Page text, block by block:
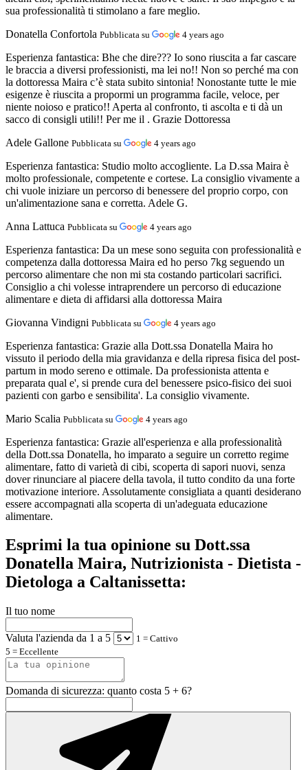
sua professionalità ti stimolano a fare meglio.
Donatella Confortola Pubblicata su 4 years ago
Esperienza fantastica: Bhe che dire??? Io sono riuscita a far cascare
le braccia a diversi professionisti, ma lei no!! Non so perché ma con
la dottoressa Maira c’è stata subito sintonia! Nonostante tutte le mie
esigenze è riuscita a propormi un programma facile, veloce, per
niente noioso e pratico!! Aperta al confronto, ti ascolta e ti dà un
sacco di consigli utili!! Per me il . Grazie Dottoressa
Adele Gallone Pubblicata su 4 years ago
Esperienza fantastica: Studio molto accogliente. La D.ssa Maira è
molto professionale, competente e cortese. La consiglio vivamente a
chi vuole iniziare un percorso di benessere del proprio corpo, con
un'alimentazione sana e corretta. Adele G.
Anna Lattuca Pubblicata su 4 years ago
Esperienza fantastica: Da un mese sono seguita con professionalità e
competenza dalla dottoressa Maira ed ho perso 7kg seguendo un
percorso alimentare che non mi sta costando particolari sacrifici.
Consiglio a chi volesse intraprendere un percorso di educazione
alimentare e dieta di affidarsi alla dottoressa Maira
Giovanna Vindigni Pubblicata su 4 years ago
Esperienza fantastica: Grazie alla Dott.ssa Donatella Maira ho
vissuto il periodo della mia gravidanza e della ripresa fisica del post-
partum in modo sereno e ottimale. Da professionista attenta e
preparata qual e', si prende cura del benessere psico-fisico dei suoi
pazienti con garbo e sensibilita'. La consiglio vivamente.
Mario Scalia Pubblicata su 4 years ago
Esperienza fantastica: Grazie all'esperienza e alla professionalità
della Dott.ssa Donatella, ho imparato a seguire un corretto regime
alimentare, fatto di varietà di cibi, scoperta di sapori nuovi, senza
dover rinunciare al piacere della tavola, il tutto condito da una forte
motivazione interiore. Assolutamente consigliata a quanti desiderano
essere accompagnati alla scoperta di un'adeguata educazione
alimentare.
Esprimi la tua opinione su Dott.ssa
Donatella Maira, Nutrizionista - Dietista -
Dietologa a Caltanissetta:
Il tuo nome
Valuta l'azienda da 1 a 5
1 = Cattivo
5 = Eccellente
Domanda di sicurezza: quanto costa 5 + 6?